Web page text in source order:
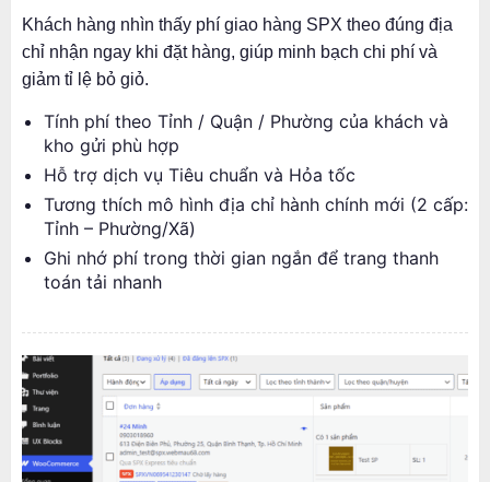
Khách hàng nhìn thấy phí giao hàng SPX theo đúng địa
chỉ nhận ngay khi đặt hàng, giúp minh bạch chi phí và
giảm tỉ lệ bỏ giỏ.
Tính phí theo Tỉnh / Quận / Phường của khách và
kho gửi phù hợp
Hỗ trợ dịch vụ Tiêu chuẩn và Hỏa tốc
Tương thích mô hình địa chỉ hành chính mới (2 cấp:
Tỉnh – Phường/Xã)
Ghi nhớ phí trong thời gian ngắn để trang thanh
toán tải nhanh